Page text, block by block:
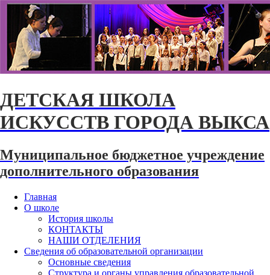
ДЕТСКАЯ ШКОЛА
ИСКУССТВ ГОРОДА ВЫКСА
Муниципальное бюджетное учреждение
дополнительного образования
Главная
О школе
История школы
КОНТАКТЫ
НАШИ ОТДЕЛЕНИЯ
Сведения об образовательной организации
Основные сведения
Структура и органы управления образовательной